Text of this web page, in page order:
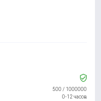
500 / 1000000
0-12 часов